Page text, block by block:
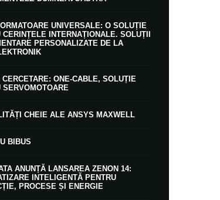
UNIVERSALE: O SOLUȚIE
CERINȚELE INTERNAȚIONALE. SOLUȚII
PERSONALIZATE DE LA
CERCETARE: ONE-CABLE, SOLUȚIE
SERVOMOTOARE
CHEIE ALE ANSYS MAXWELL
BIBUS
ANUNȚĂ LANSAREA ZENON 14:
INTELIGENTĂ PENTRU
PROCESE ȘI ENERGIE